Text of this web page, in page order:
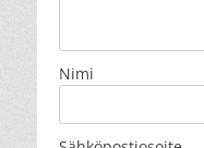
Nimi